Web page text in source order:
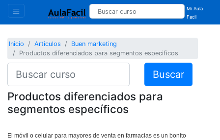
Mi Aula
Facil
Inicio Articulos
Buen marketing
Productos diferenciados para segmentos especificos
Buscar
Productos diferenciados para
segmentos específicos
El móvil o celular para mayores de venta en farmacias es un bonito